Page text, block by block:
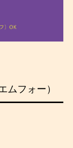
フォー）